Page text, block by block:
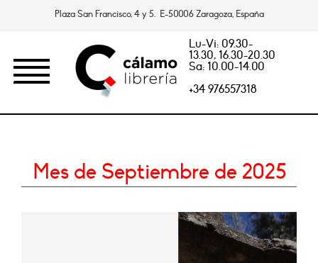
Plaza San Francisco, 4 y 5. E-50006 Zaragoza, España
Lu-Vi: 09.30-
13.30, 16.30-20.30
Sa: 10.00-14.00
+34 976557318
Mes de Septiembre de 2025